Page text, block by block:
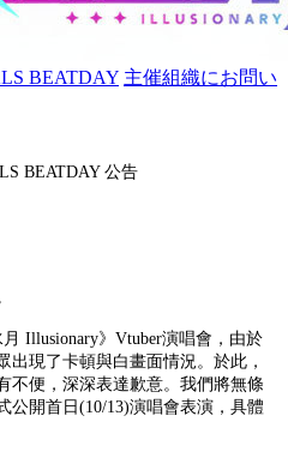
BEATDAY 主催組織にお問い
BEATDAY 公告
Illusionary》Vtuber演唱會，由於
現了卡頓與白畫面情況。於此，
不便，深深表達歉意。我們將無條
公開首日(10/13)演唱會表演，具體